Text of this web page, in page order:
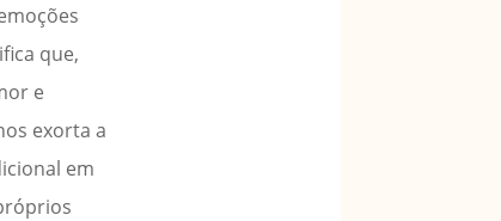
que,
e
exorta a
em